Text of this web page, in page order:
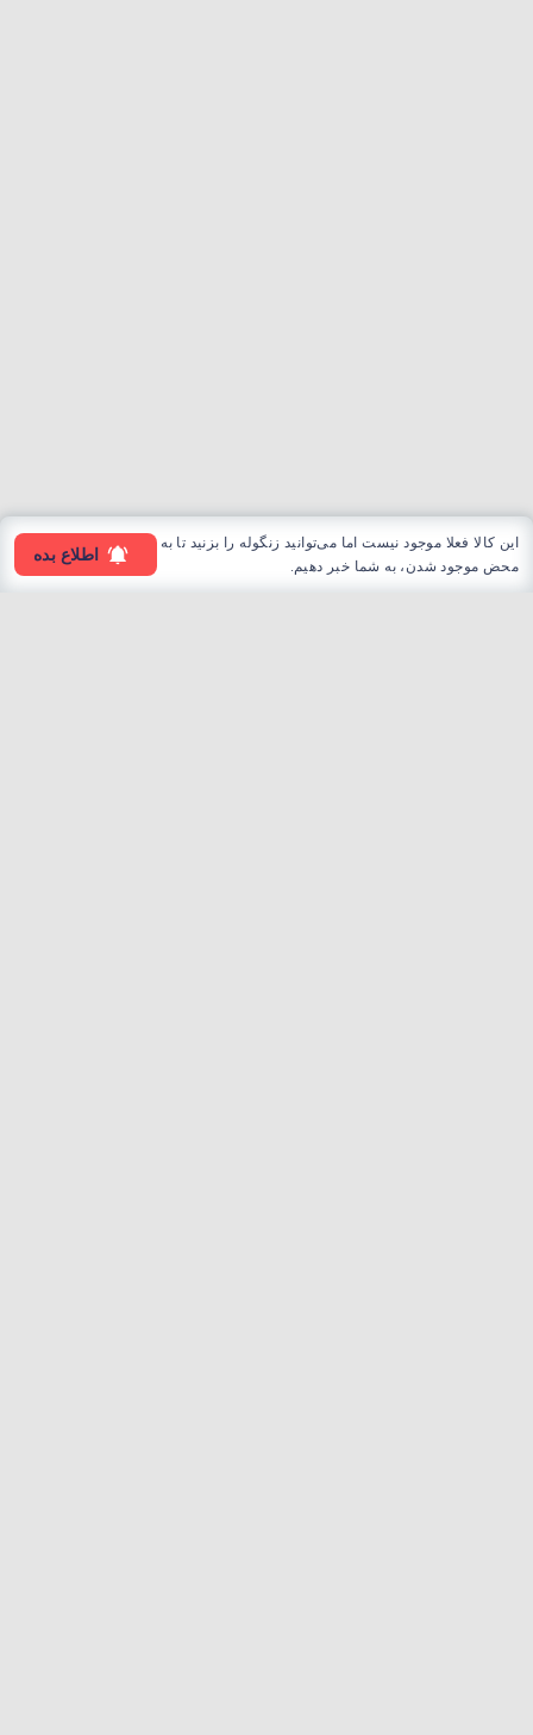
این کالا فعلا موجود نیست اما می‌توانید زنگوله را بزنید تا به
محض موجود شدن، به شما خبر دهیم.
اطلاع بده